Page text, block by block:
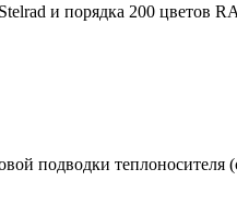
и порядка 200 цветов
подводки теплоносителя